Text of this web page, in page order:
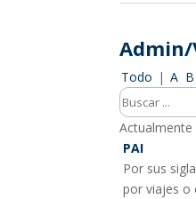
Todo | A B
PAI
Por sus
por viajes o